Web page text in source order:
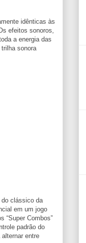
idênticas às
efeitos sonoros,
a energia das
sonora
clássico da
em um jogo
“Super Combos”
padrão do
entre